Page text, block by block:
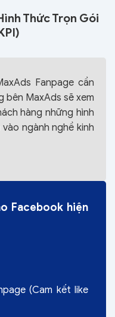
Thức Trọn Gói
Fanpage cần
bên MaxAds sẽ xem
hàng những hình
ngành nghề kinh
Facebook hiện
(Cam kết like